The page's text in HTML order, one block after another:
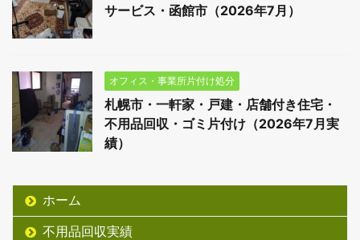
サービス・函館市（2026年7月）
オフィス・事業所片付け処分
札幌市・一軒家・戸建・店舗付き住宅・
不用品回収・ゴミ片付け（2026年7月実
績）
ホーム
不用品回収実績